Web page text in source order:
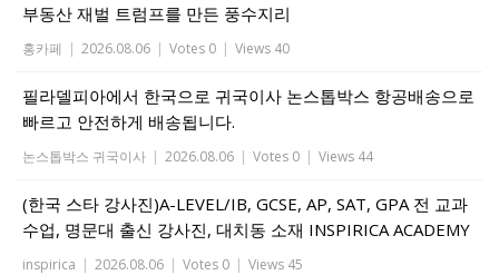
부동산 재벌 트럼프를 만든 풍수지리
홍카페 | 2026.08.06 | Votes 0 | Views 40
필라델피아에서 한국으로 귀국이사 논스톱박스 항공배송으로
빠르고 안전하게 배송됩니다.
논스톱박스 귀국이사 | 2026.08.06 | Votes 0 | Views 44
(한국 스타 강사진)A-LEVEL/IB, GCSE, AP, SAT, GPA 전 교과
수업, 명문대 출신 강사진, 대치동 소재 INSPIRICA ACADEMY
inspirica | 2026.08.06 | Votes 0 | Views 45